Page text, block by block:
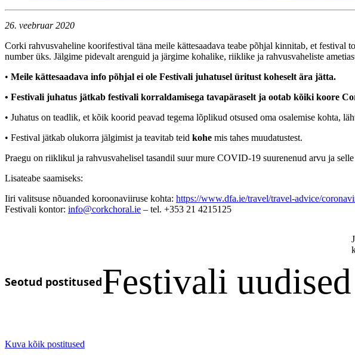
26. veebruar 2020
Corki rahvusvaheline koorifestival täna meile kättesaadava teabe põhjal kinnitab, et
number üks. Jälgime pidevalt arenguid ja järgime kohalike, riiklike ja rahvusvaheliste
• Meile kättesaadava info põhjal ei ole Festivali juhatusel üritust koheselt ära jätta.
• Festivali juhatus jätkab festivali korraldamisega tavapäraselt ja ootab kõiki koore
• Juhatus on teadlik, et kõik koorid peavad tegema lõplikud otsused oma osalemise kohta,
• Festival jätkab olukorra jälgimist ja teavitab teid kohe mis tahes muudatustest.
Praegu on riiklikul ja rahvusvahelisel tasandil suur mure COVID-19 suurenenud arvu ja
Lisateabe saamiseks:
Iiri valitsuse nõuanded koroonaviiruse kohta: https://www.dfa.ie/travel/travel-advice/
Festivali kontor: info@corkchoral.ie – tel. +353 21 4215125
Seotud postitusedFestivali uudised
Kuva kõik postitused